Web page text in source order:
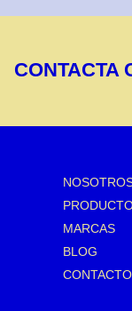
CONTACTA
MARCAS
BLOG
CONTACTO